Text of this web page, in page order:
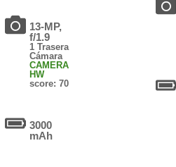
13-MP,
f/1.9
1 Trasera
Cámara
CAMERA
HW
score: 70
3000
mAh